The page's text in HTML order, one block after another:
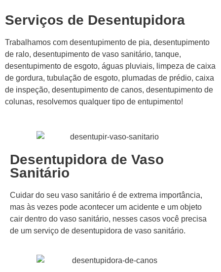
Serviços de Desentupidora
Trabalhamos com desentupimento de pia, desentupimento
de ralo, desentupimento de vaso sanitário, tanque,
desentupimento de esgoto, águas pluviais, limpeza de caixa
de gordura, tubulação de esgoto, plumadas de prédio, caixa
de inspeção, desentupimento de canos, desentupimento de
colunas, resolvemos qualquer tipo de entupimento!
Desentupidora de Vaso
Sanitário
Cuidar do seu vaso sanitário é de extrema importância,
mas às vezes pode acontecer um acidente e um objeto
cair dentro do vaso sanitário, nesses casos você precisa
de um serviço de desentupidora de vaso sanitário.